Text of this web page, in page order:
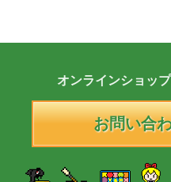
オンラインショッ
お問い合